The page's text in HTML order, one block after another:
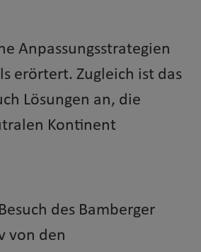
Anpassungsstrategien
erörtert. Zugleich ist das
Lösungen an, die
Kontinent
des Bamberger
von den